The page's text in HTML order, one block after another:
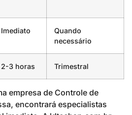
Imediato
Quando
necessário
2-3 horas Trimestral
empresa de Controle de
encontrará especialistas